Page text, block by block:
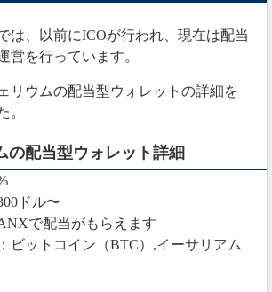
ジェクトがまともに進んでいないの
ェクトを進めている暇があるのでし
に終わりそうな予感しかありません。
のなら、 1週間で8倍を達成
方が稼げるでしょう。
開するが、全ユーザーは爆損か？
は、以前にICOが行われ、現在は配当
営を行っています。
リウムの配当型ウォレットの詳細を
。
の配当型ウォレット詳細
ドル〜
で配当がもらえます
ビットコイン（BTC）,イーサリアム